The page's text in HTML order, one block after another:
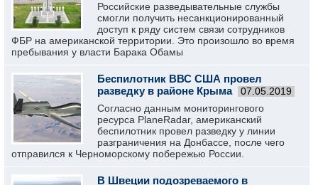
Российские разведывательные службы
смогли получить несанкционированный
доступ к ряду систем связи сотрудников
ФБР на американской территории. Это произошло во время
пребывания у власти Барака Обамы
Беспилотник ВВС США провел
разведку в районе Крыма
07.05.2019
Согласно данным мониторингового
ресурса PlaneRadar, американский
беспилотник провел разведку у линии
разграничения на Донбассе, после чего
отправился к Черноморскому побережью России.
В Швеции подозреваемого в